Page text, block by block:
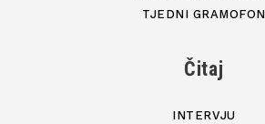
TJEDNI GRAMOFON
Čitaj
INTERVJU